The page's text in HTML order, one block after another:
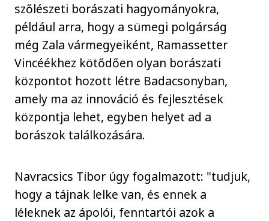
szőlészeti borászati hagyományokra,
például arra, hogy a sümegi polgárság
még Zala vármegyeiként, Ramassetter
Vincéékhez kötődően olyan borászati
központot hozott létre Badacsonyban,
amely ma az innováció és fejlesztések
központja lehet, egyben helyet ad a
borászok találkozására.
Navracsics Tibor úgy fogalmazott: "tudjuk,
hogy a tájnak lelke van, és ennek a
léleknek az ápolói, fenntartói azok a